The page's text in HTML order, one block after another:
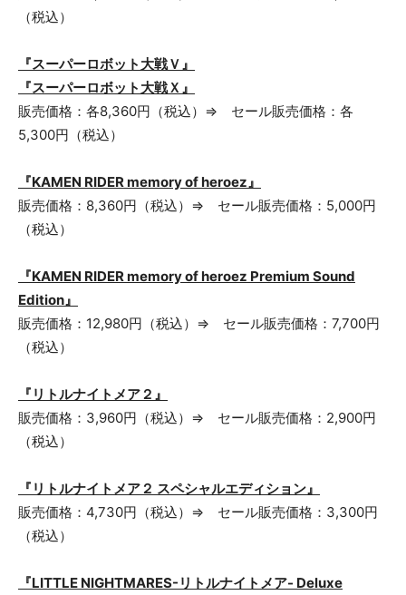
（税込）
『スーパーロボット大戦Ｖ』
『スーパーロボット大戦Ｘ』
販売価格：各8,360円（税込）⇒ セール販売価格：各
5,300円（税込）
『KAMEN RIDER memory of heroez』
販売価格：8,360円（税込）⇒ セール販売価格：5,000円
（税込）
『KAMEN RIDER memory of heroez Premium Sound
Edition』
販売価格：12,980円（税込）⇒ セール販売価格：7,700円
（税込）
『リトルナイトメア２』
販売価格：3,960円（税込）⇒ セール販売価格：2,900円
（税込）
『リトルナイトメア２ スペシャルエディション』
販売価格：4,730円（税込）⇒ セール販売価格：3,300円
（税込）
『LITTLE NIGHTMARES-リトルナイトメア- Deluxe